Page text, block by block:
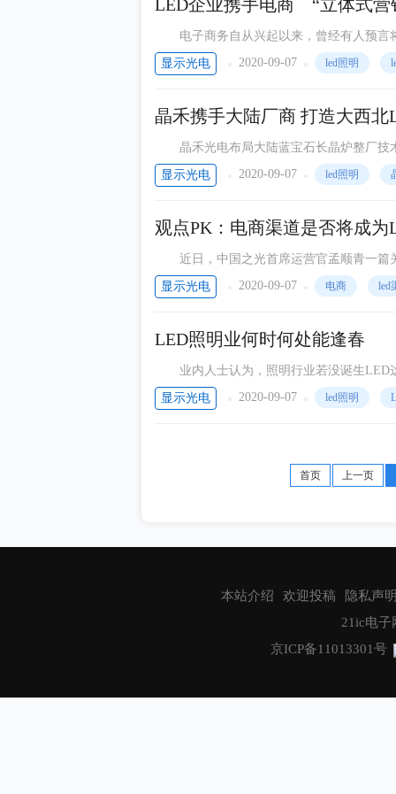
LED企业携手电商 “立体式营
电子商务自从兴起以来，曾经有人预言
体系仍然以工程渠道等隐性渠道为主，但
显示光电 2020-09-07 led照明
晶禾携手大陆厂商 打造大西北
晶禾光电布局大陆蓝宝石长晶炉整厂技
约，接获来自大陆蓝宝石长晶炉订单，据
显示光电 2020-09-07 led照明
观点PK：电商渠道是否将成
近日，中国之光首席运营官孟顺青一篇
友与各路专家纷纷就“LED电商和传统渠道之
显示光电 2020-09-07 电商 led
LED照明业何时何处能逢春
业内人士认为，照明行业若没诞生LED
时代。但由于第四代绿色能源LED产生，
显示光电 2020-09-07 led照明
首页 上一页
本站介绍 欢迎投稿
隐私声
21ic电子
京ICP备11013301号